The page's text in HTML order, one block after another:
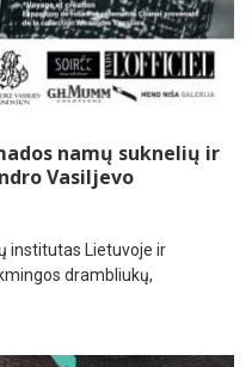
namų suknelių ir
Vasiljevo
institutas Lietuvoje ir
drambliukų,